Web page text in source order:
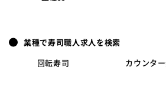
業種で寿司職人求人を検索
回転寿司 カウンター